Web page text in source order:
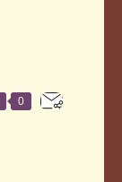
0